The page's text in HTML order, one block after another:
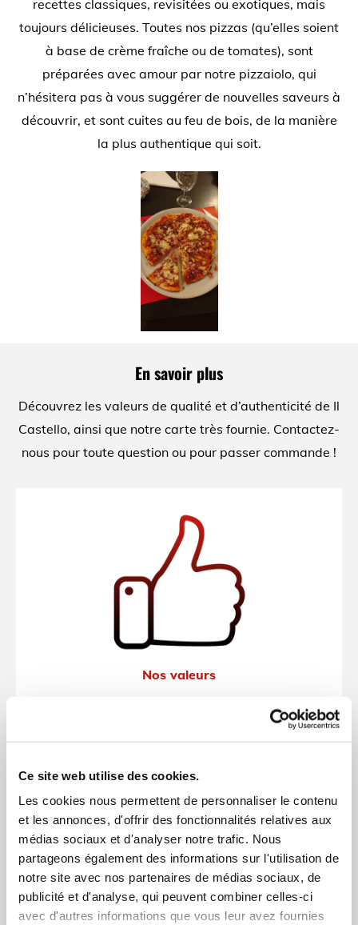
Ce site web utilise des cookies.
Les cookies nous permettent de personnaliser le contenu
et les annonces, d'offrir des fonctionnalités relatives aux
médias sociaux et d'analyser notre trafic. Nous
partageons également des informations sur l'utilisation de
notre site avec nos partenaires de médias sociaux, de
publicité et d'analyse, qui peuvent combiner celles-ci
avec d'autres informations que vous leur avez fournies
recettes classiques, revisitées ou exotiques, mais
toujours délicieuses. Toutes nos pizzas (qu’elles soient
à base de crème fraîche ou de tomates), sont
préparées avec amour par notre pizzaiolo, qui
n’hésitera pas à vous suggérer de nouvelles saveurs à
découvrir, et sont cuites au feu de bois, de la manière
la plus authentique qui soit.
En savoir plus
Découvrez les valeurs de qualité et d’authenticité de Il
Castello, ainsi que notre carte très fournie. Contactez-
nous pour toute question ou pour passer commande !
Nos valeurs
La carte